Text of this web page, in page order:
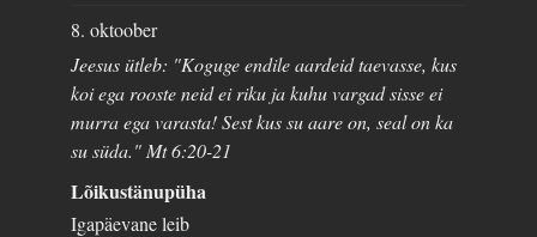
8. oktoober
Jeesus ütleb: "Koguge endile aardeid taevasse, kus
koi ega rooste neid ei riku ja kuhu vargad sisse ei
murra ega varasta! Sest kus su aare on, seal on ka
su süda." Mt 6:20-21
Lõikustänupüha
Igapäevane leib